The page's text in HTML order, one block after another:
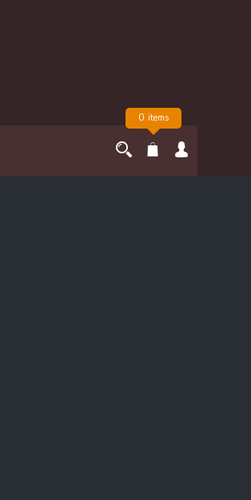
0 items